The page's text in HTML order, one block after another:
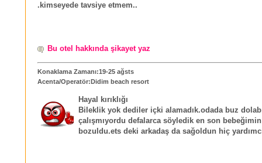
.kimseyede tavsiye etmem..
Bu otel hakkında şikayet yaz
Konaklama Zamanı:19-25 ağsts
Acenta/Operatör:Didim beach resort
Hayal kırıklığı
Bileklik yok dediler içki alamadık.odada buz
çalışmıyordu defalarca söyledik en son bebeğimin
bozuldu.ets deki arkadaş da sağoldun hiç